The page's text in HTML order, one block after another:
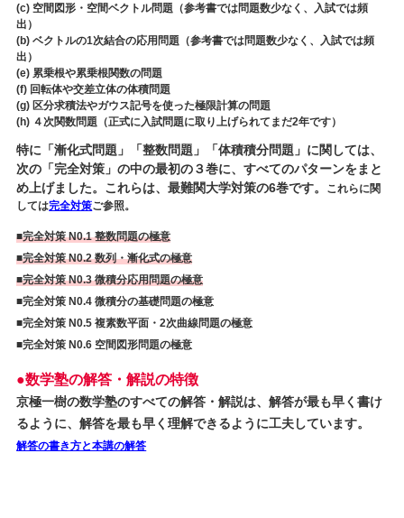
(c) 空間図形・空間ベクトル問題（参考書では問題数少なく、入試では頻
出）
(b) ベクトルの1次結合の応用問題（参考書では問題数少なく、入試では頻
出）
(e) 累乗根や累乗根関数の問題
(f) 回転体や交差立体の体積問題
(g) 区分求積法やガウス記号を使った極限計算の問題
(h) ４次関数問題（正式に入試問題に取り上げられてまだ2年です）
特に「漸化式問題」「整数問題」「体積積分問題」に関しては、
次の「完全対策」の中の最初の３巻に、すべてのパターンをまと
め上げました。これらは、最難関大学対策の6巻です。
これらに関
しては完全対策ご参照。
■完全対策 N0.1 整数問題の極意
■完全対策 N0.2 数列・漸化式の極意
■完全対策 N0.3 微積分応用問題の極意
■完全対策 N0.4 微積分の基礎問題の極意
■完全対策 N0.5 複素数平面・2次曲線問題の極意
■完全対策 N0.6 空間図形問題の極意
●数学塾の解答・解説の特徴
京極一樹の数学塾のすべての解答・解説は、解答が最も早く書け
るように、解答を最も早く理解できるように工夫しています。
解答の書き方と本講の解答